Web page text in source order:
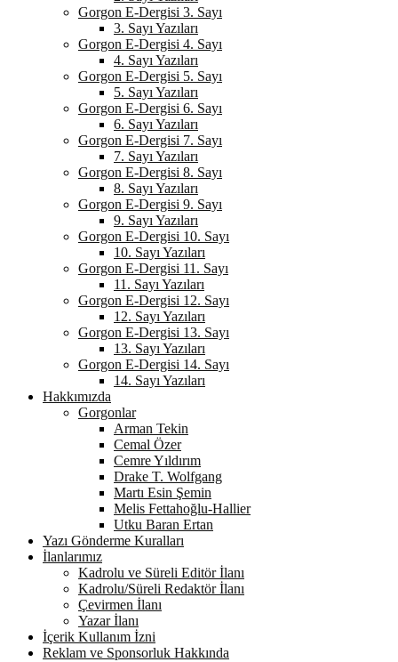
Gorgon E-Dergisi 3. Sayı
3. Sayı Yazıları
Gorgon E-Dergisi 4. Sayı
4. Sayı Yazıları
Gorgon E-Dergisi 5. Sayı
5. Sayı Yazıları
Gorgon E-Dergisi 6. Sayı
6. Sayı Yazıları
Gorgon E-Dergisi 7. Sayı
7. Sayı Yazıları
Gorgon E-Dergisi 8. Sayı
8. Sayı Yazıları
Gorgon E-Dergisi 9. Sayı
9. Sayı Yazıları
Gorgon E-Dergisi 10. Sayı
10. Sayı Yazıları
Gorgon E-Dergisi 11. Sayı
11. Sayı Yazıları
Gorgon E-Dergisi 12. Sayı
12. Sayı Yazıları
Gorgon E-Dergisi 13. Sayı
13. Sayı Yazıları
Gorgon E-Dergisi 14. Sayı
14. Sayı Yazıları
Hakkımızda
Gorgonlar
Arman Tekin
Cemal Özer
Cemre Yıldırım
Drake T. Wolfgang
Martı Esin Şemin
Melis Fettahoğlu-Hallier
Utku Baran Ertan
Yazı Gönderme Kuralları
İlanlarımız
Kadrolu ve Süreli Editör İlanı
Kadrolu/Süreli Redaktör İlanı
Çevirmen İlanı
Yazar İlanı
İçerik Kullanım İzni
Reklam ve Sponsorluk Hakkında